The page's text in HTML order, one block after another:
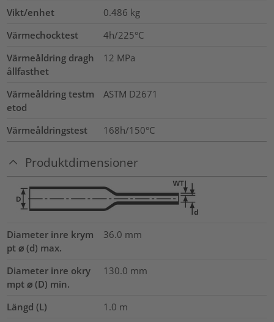
Vikt/enhet
0.486 kg
Värmechocktest
4h/225°C
Värmeåldring dragh
ållfasthet
12 MPa
Värmeåldring testm
etod
ASTM D2671
Värmeåldringstest 168h/150°C
Produktdimensioner
Diameter inre krym
pt ⌀ (d) max.
36.0 mm
Diameter inre okry
mpt ⌀ (D) min.
130.0 mm
Längd (L) 1.0 m